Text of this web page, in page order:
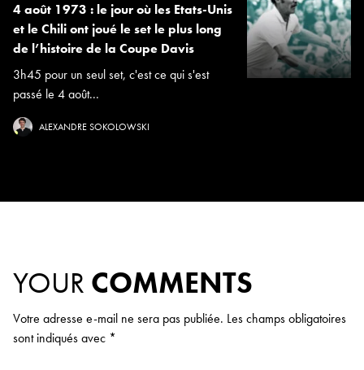
4 août 1973 : le jour où les Etats-Unis
et le Chili ont joué le set le plus long
de l’histoire de la Coupe Davis
3h45 pour un seul set, c'est ce qui s'est
passé le 4 août...
ALEXANDRE SOKOLOWSKI
YOUR COMMENTS
Votre adresse e-mail ne sera pas publiée. Les champs obligatoires
sont indiqués avec *